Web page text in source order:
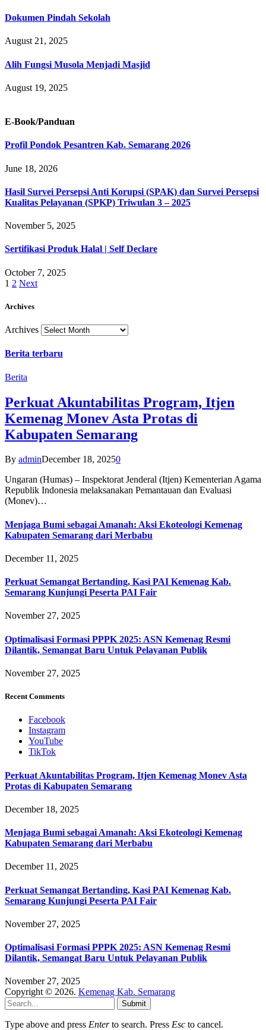
Dokumen Pindah Sekolah
August 21, 2025
Alih Fungsi Musola Menjadi Masjid
August 19, 2025
E-Book/Panduan
Profil Pondok Pesantren Kab. Semarang 2026
June 18, 2026
Hasil Survei Persepsi Anti Korupsi (SPAK) dan Survei Persepsi
Kualitas Pelayanan (SPKP) Triwulan 3 – 2025
November 5, 2025
Sertifikasi Produk Halal | Self Declare
October 7, 2025
1 2 Next
Archives
Archives
Berita terbaru
Berita
Perkuat Akuntabilitas Program, Itjen
Kemenag Monev Asta Protas di
Kabupaten Semarang
By adminDecember 18, 20250
Ungaran (Humas) – Inspektorat Jenderal (Itjen) Kementerian Agama
Republik Indonesia melaksanakan Pemantauan dan Evaluasi
(Monev)…
Menjaga Bumi sebagai Amanah: Aksi Ekoteologi Kemenag
Kabupaten Semarang dari Merbabu
December 11, 2025
Perkuat Semangat Bertanding, Kasi PAI Kemenag Kab.
Semarang Kunjungi Peserta PAI Fair
November 27, 2025
Optimalisasi Formasi PPPK 2025: ASN Kemenag Resmi
Dilantik, Semangat Baru Untuk Pelayanan Publik
November 27, 2025
Recent Comments
Facebook
Instagram
YouTube
TikTok
Perkuat Akuntabilitas Program, Itjen Kemenag Monev Asta
Protas di Kabupaten Semarang
December 18, 2025
Menjaga Bumi sebagai Amanah: Aksi Ekoteologi Kemenag
Kabupaten Semarang dari Merbabu
December 11, 2025
Perkuat Semangat Bertanding, Kasi PAI Kemenag Kab.
Semarang Kunjungi Peserta PAI Fair
November 27, 2025
Optimalisasi Formasi PPPK 2025: ASN Kemenag Resmi
Dilantik, Semangat Baru Untuk Pelayanan Publik
November 27, 2025
Copyright © 2026. Kemenag Kab. Semarang
Submit
Type above and press Enterto search. Press Esc to cancel.